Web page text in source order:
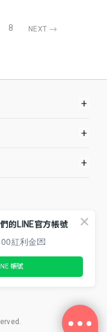
8 NEXT
+
+
+
的LINE官方帳號
紅利金💌
帳號